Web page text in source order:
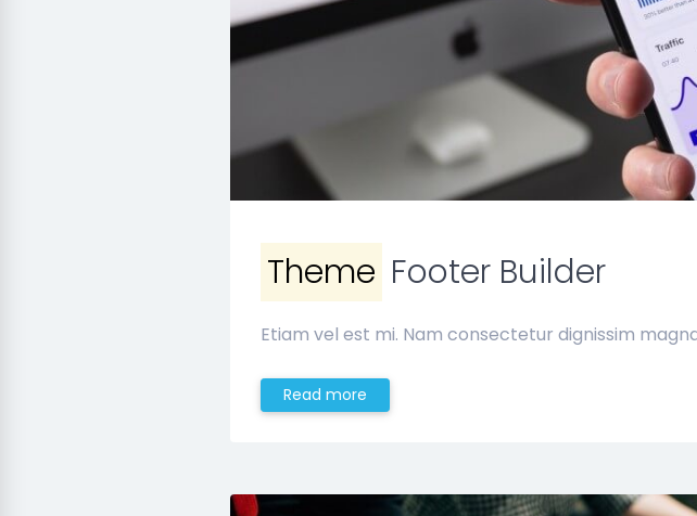
Theme Footer Builder
Etiam vel est mi. Nam consectetur dignissim
Read more